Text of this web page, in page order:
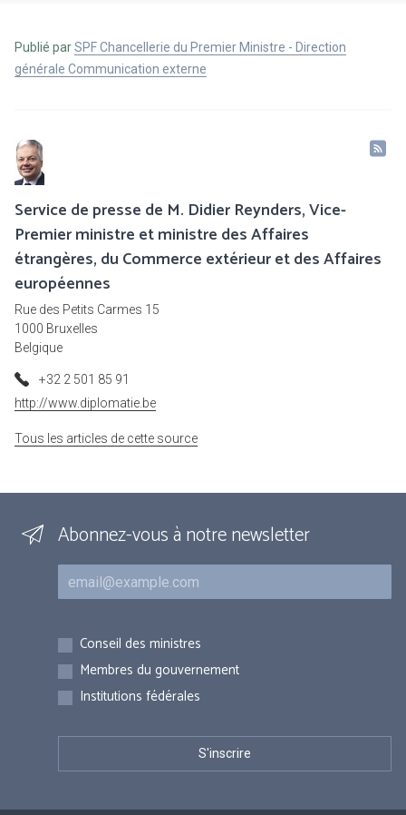
Publié parSPF Chancellerie du Premier Ministre - Direction
générale Communication externe
Service de presse de M. Didier Reynders, Vice-
Premier ministre et ministre des Affaires
étrangères, du Commerce extérieur et des Affaires
européennes
Rue des Petits Carmes 15
1000 Bruxelles
Belgique
+32 2 501 85 91
http://www.diplomatie.be
Tous les articles de cette source
Abonnez-vous à notre newsletter
Courriel
Inscriptions
Conseil des ministres
Membres du gouvernement
Institutions fédérales